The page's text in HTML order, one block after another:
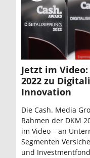
Jetzt im
2022 zu
Innovation
Die Cash. Media
Rahmen der DKM
im Video – an
Segmenten
und